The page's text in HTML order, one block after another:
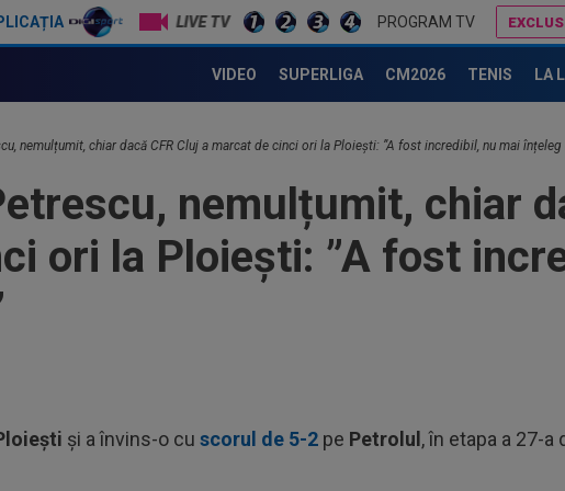
LIVE TV PROGRAM TV
VIDEO SUPERLIGA CM2026 TENIS LA
nemulțumit, chiar dacă CFR Cluj a marcat de cinci ori la Ploiești: ”A fost incredibil, nu mai înțeleg
nemulțumit, chiar
ori la Ploiești: ”A fost
și a învins-o cu scorul de 5-2 pe Petrolul , în etapa a 27-a
la